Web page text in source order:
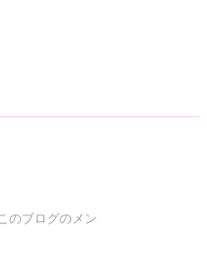
のブログのメン